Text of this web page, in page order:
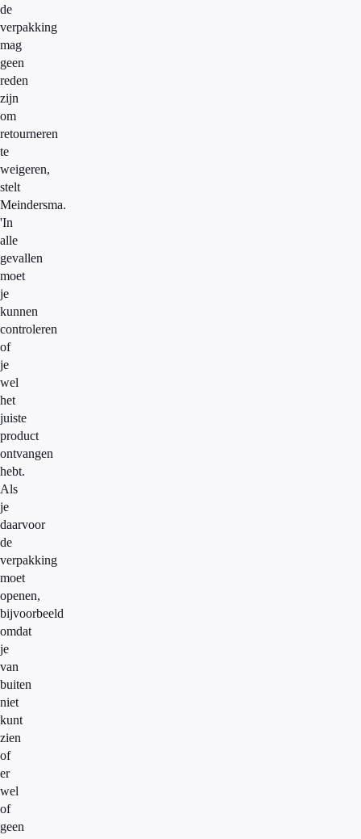
de
verpakking
mag
geen
reden
zijn
om
retourneren
te
weigeren,
stelt
Meindersma.
'In
alle
gevallen
moet
je
kunnen
controleren
of
je
wel
het
juiste
product
ontvangen
hebt.
Als
je
daarvoor
de
verpakking
moet
openen,
bijvoorbeeld
omdat
je
van
buiten
niet
kunt
zien
of
er
wel
of
geen